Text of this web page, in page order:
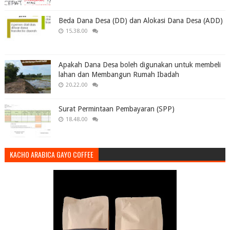
Beda Dana Desa (DD) dan Alokasi Dana Desa (ADD)
15.38.00
Apakah Dana Desa boleh digunakan untuk membeli
lahan dan Membangun Rumah Ibadah
20.22.00
Surat Permintaan Pembayaran (SPP)
18.48.00
KACHO ARABICA GAYO COFFEE